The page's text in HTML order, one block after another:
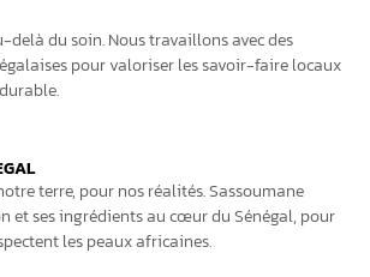
delà du soin. Nous travaillons avec des
pour valoriser les savoir-faire locaux
terre, pour nos réalités. Sassoumane
et ses ingrédients au cœur du Sénégal, pour
les peaux africaines.